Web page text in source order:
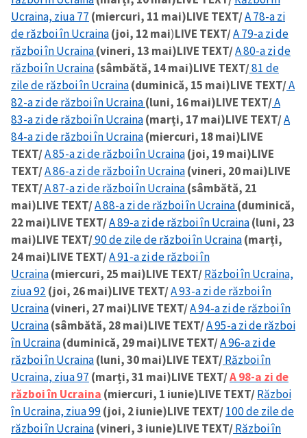
SUSȚINE
Ucraina, ziua 77 (miercuri, 11 mai)LIVE TEXT/A 78-a zi
de război în Ucraina(joi, 12 mai)LIVE TEXT/A 79-a zi de
război în Ucraina(vineri, 13 mai)LIVE TEXT/A 80-a zi de
război în Ucraina(sâmbătă, 14 mai)LIVE TEXT/81 de
zile de război în Ucraina(duminică, 15 mai)LIVE TEXT/A
82-a zi de război în Ucraina(luni, 16 mai)LIVE TEXT/A
83-a zi de război în Ucraina(marți, 17 mai)LIVE TEXT/A
84-a zi de război în Ucraina(miercuri, 18 mai)LIVE
TEXT/A 85-a zi de război în Ucraina(joi, 19 mai)LIVE
TEXT/A 86-a zi de război în Ucraina(vineri, 20 mai)LIVE
TEXT/A 87-a zi de război în Ucraina(sâmbătă, 21
mai)LIVE TEXT/A 88-a zi de război în Ucraina(duminică,
22 mai)LIVE TEXT/A 89-a zi de război în Ucraina(luni, 23
mai)LIVE TEXT/90 de zile de război în Ucraina(marți,
24 mai)LIVE TEXT/A 91-a zi de război în
Ucraina(miercuri, 25 mai)LIVE TEXT/Război în Ucraina,
ziua 92 (joi, 26 mai)LIVE TEXT/A 93-a zi de război în
Ucraina(vineri, 27 mai)LIVE TEXT/A 94-a zi de război în
Ucraina(sâmbătă, 28 mai)LIVE TEXT/A 95-a zi de război
în Ucraina(duminică, 29 mai)LIVE TEXT/A 96-a zi de
război în Ucraina(luni, 30 mai)LIVE TEXT/Război în
Ucraina, ziua 97 (marți, 31 mai)LIVE TEXT/A 98-a zi de
război în Ucraina (miercuri, 1 iunie)LIVE TEXT/Război
în Ucraina, ziua 99(joi, 2 iunie)LIVE TEXT/100 de zile de
război în Ucraina(vineri, 3 iunie)LIVE TEXT/Război în